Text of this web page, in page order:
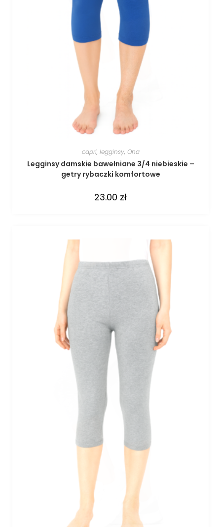
capri, legginsy, Ona
Legginsy damskie bawełniane 3/4 niebieskie –
getry rybaczki komfortowe
23.00 zł